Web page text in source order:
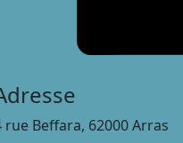
rue Beffara, 62000 Arras